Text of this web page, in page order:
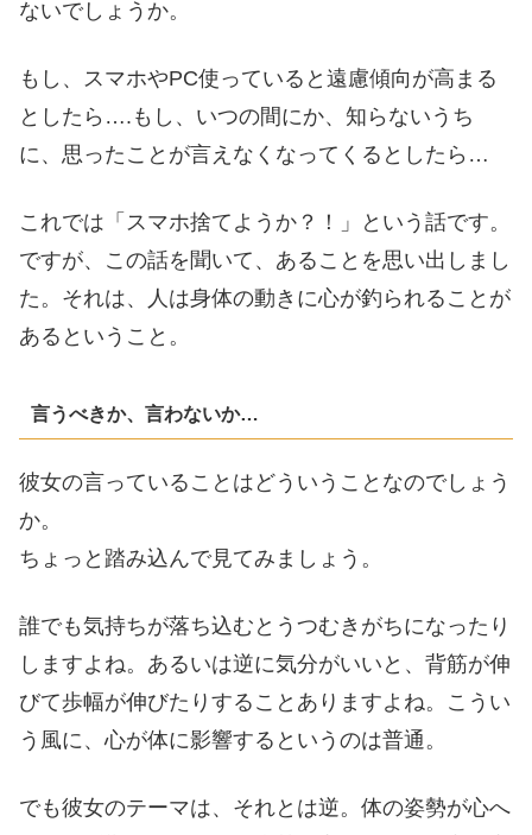
ないでしょうか。
もし、スマホやPC使っていると遠慮傾向が高まる
としたら….もし、いつの間にか、知らないうち
に、思ったことが言えなくなってくるとしたら…
これでは「スマホ捨てようか？！」という話です。
ですが、この話を聞いて、あることを思い出しまし
た。それは、人は身体の動きに心が釣られることが
あるということ。
言うべきか、言わないか…
彼女の言っていることはどういうことなのでしょう
か。
ちょっと踏み込んで見てみましょう。
誰でも気持ちが落ち込むとうつむきがちになったり
しますよね。あるいは逆に気分がいいと、背筋が伸
びて歩幅が伸びたりすることありますよね。こうい
う風に、心が体に影響するというのは普通。
でも彼女のテーマは、それとは逆。体の姿勢が心へ